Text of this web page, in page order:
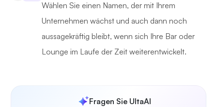
Wählen Sie einen Namen, der mit Ihrem
Unternehmen wächst und auch dann noch
aussagekräftig bleibt, wenn sich Ihre Bar oder
Lounge im Laufe der Zeit weiterentwickelt.
Fragen Sie UltaAI